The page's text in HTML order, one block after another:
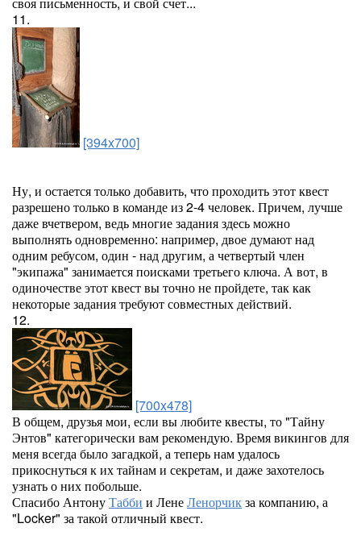
11.
[394x700]
Ну, и остается только добавить, что проходить этот квест
разрешено только в команде из 2-4 человек. Причем, лучше
даже вчетвером, ведь многие задания здесь можно
выполнять одновременно: например, двое думают над
одним ребусом, один - над другим, а четвертый член
"экипажа" занимается поисками третьего ключа. А вот, в
одиночестве этот квест вы точно не пройдете, так как
некоторые задания требуют совместных действий.
12.
[700x478]
В общем, друзья мои, если вы любите квесты, то "Тайну
Энтов" категорически вам рекомендую. Время викингов для
меня всегда было загадкой, а теперь нам удалось
прикоснуться к их тайнам и секретам, и даже захотелось
узнать о них побольше.
Спасибо АнтонуТабби и ЛенеЛенорчикза компанию, а
"Locker" за такой отличный квест.